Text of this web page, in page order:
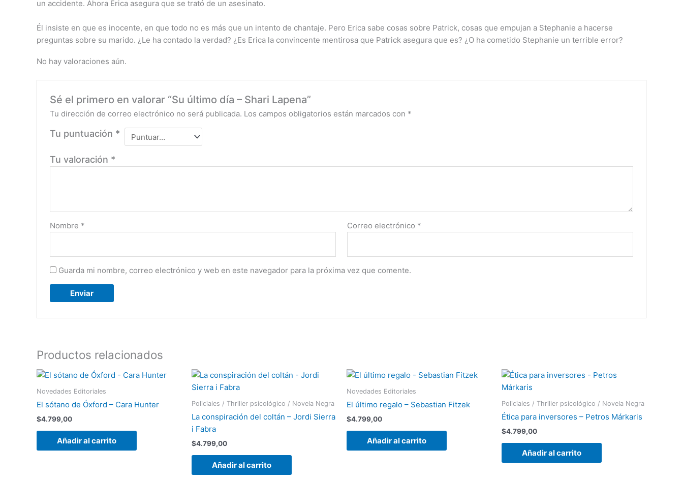
un accidente. Ahora Erica asegura que se trató de un asesinato.
Él insiste en que es inocente, en que todo no es más que un intento de chantaje. Pero Erica sabe cosas sobre Patrick, cosas que empujan a Stephanie a hacerse
preguntas sobre su marido. ¿Le ha contado la verdad? ¿Es Erica la convincente mentirosa que Patrick asegura que es? ¿O ha cometido Stephanie un terrible error?
No hay valoraciones aún.
Sé el primero en valorar “Su último día – Shari Lapena”
Tu dirección de correo electrónico no será publicada. Los campos obligatorios están marcados con *
Tu puntuación *
Tu valoración *
Nombre * Correo electrónico *
Guarda mi nombre, correo electrónico y web en este navegador para la próxima vez que comente.
Productos relacionados
Novedades Editoriales
El sótano de Óxford – Cara Hunter
$4.799,00
Añadir al carrito
Policiales / Thriller psicológico / Novela Negra
La conspiración del coltán – Jordi Sierra
i Fabra
$4.799,00
Añadir al carrito
Novedades Editoriales
El último regalo – Sebastian Fitzek
$4.799,00
Añadir al carrito
Policiales / Thriller psicológico / Novela Negra
Ética para inversores – Petros Márkaris
$4.799,00
Añadir al carrito